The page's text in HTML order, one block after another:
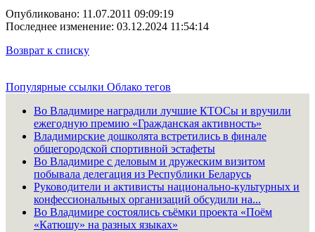
Опубликовано: 11.07.2011 09:09:19
Последнее изменение: 03.12.2024 11:54:14
Возврат к списку
Популярные ссылки Облако тегов
Во Владимире наградили лучшие КТОСы и вручили
ежегодную премию «Гражданская активность»
Владимирские дошколята встретились в финале
общегородской спортивной эстафеты
Во Владимире с деловым и дружеским визитом
побывала делегация из Республики Беларусь
Руководители и активисты национально-культурных и
конфессиональных организаций обсудили на...
Во Владимире состоялись съёмки проекта «Поём
«Катюшу» на разных языках»